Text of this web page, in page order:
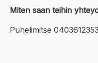
Miten saan teihin
Puhelimitse